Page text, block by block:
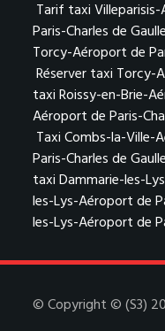
Tarif taxi
Paris-Charles de Gaulle
Torcy-Aéroport de
Réserver taxi Torcy-
taxi Roissy-en-Brie-
Aéroport de Paris-
Taxi Combs-la-Ville-
Paris-Charles de Gaulle
taxi Dammarie-les-Lys
les-Lys-Aéroport de
les-Lys-Aéroport de
© Copyright © (S3)